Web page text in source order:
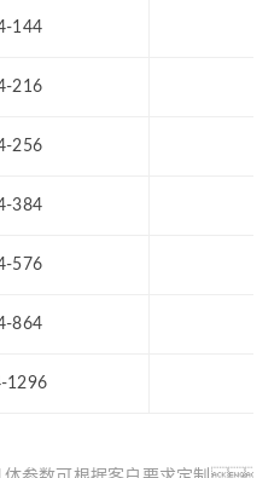
144
216
256
384
576
864
1296